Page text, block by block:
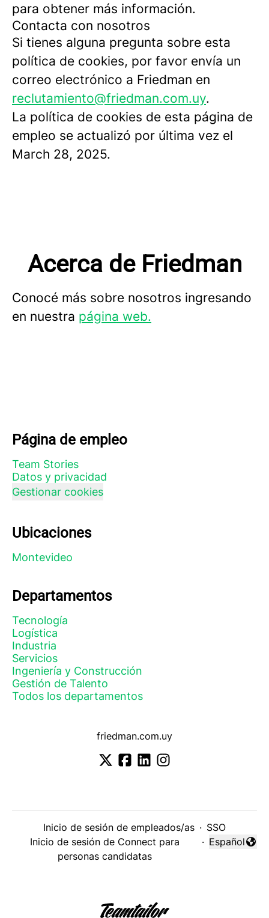
para obtener más información.
Contacta con nosotros
Si tienes alguna pregunta sobre esta
política de cookies, por favor envía un
correo electrónico a Friedman en
reclutamiento@friedman.com.uy.
La política de cookies de esta página de
empleo se actualizó por última vez el
March 28, 2025.
Acerca de Friedman
Conocé más sobre nosotros ingresando
en nuestra página web.
Página de empleo
Team Stories
Datos y privacidad
Gestionar cookies
Ubicaciones
Montevideo
Departamentos
Tecnología
Logística
Industria
Servicios
Ingeniería y Construcción
Gestión de Talento
Todos los departamentos
friedman.com.uy
Inicio de sesión de empleados/as · SSO
Inicio de sesión de Connect para
personas candidatas
·
Cambiar
Español